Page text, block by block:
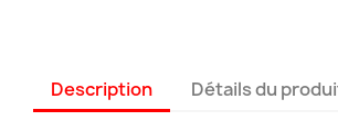
Description Détails du